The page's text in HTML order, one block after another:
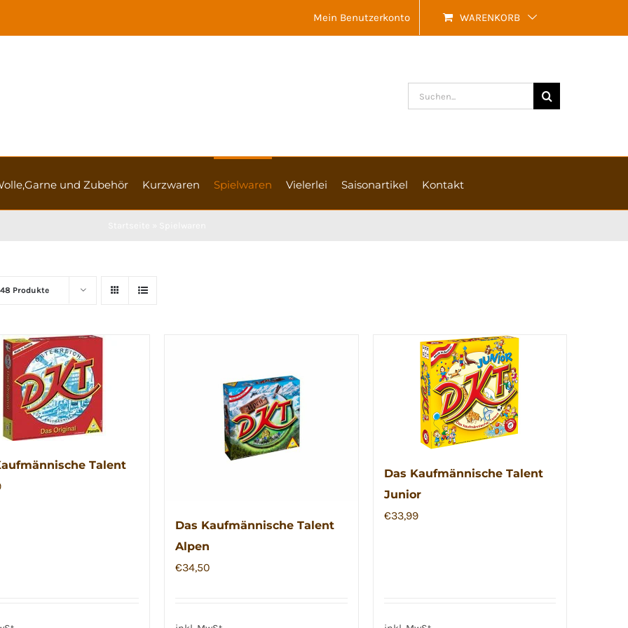
Mein Benutzerkonto WARENKORB
Suche
nach:
und Zubehör Kurzwaren Spielwaren Vielerlei Saisonartikel Kontakt
48 Produkte
Talent
Das Kaufmännische Talent
Alpen
€34,50
Das Kaufmännische Talent
Junior
€33,99